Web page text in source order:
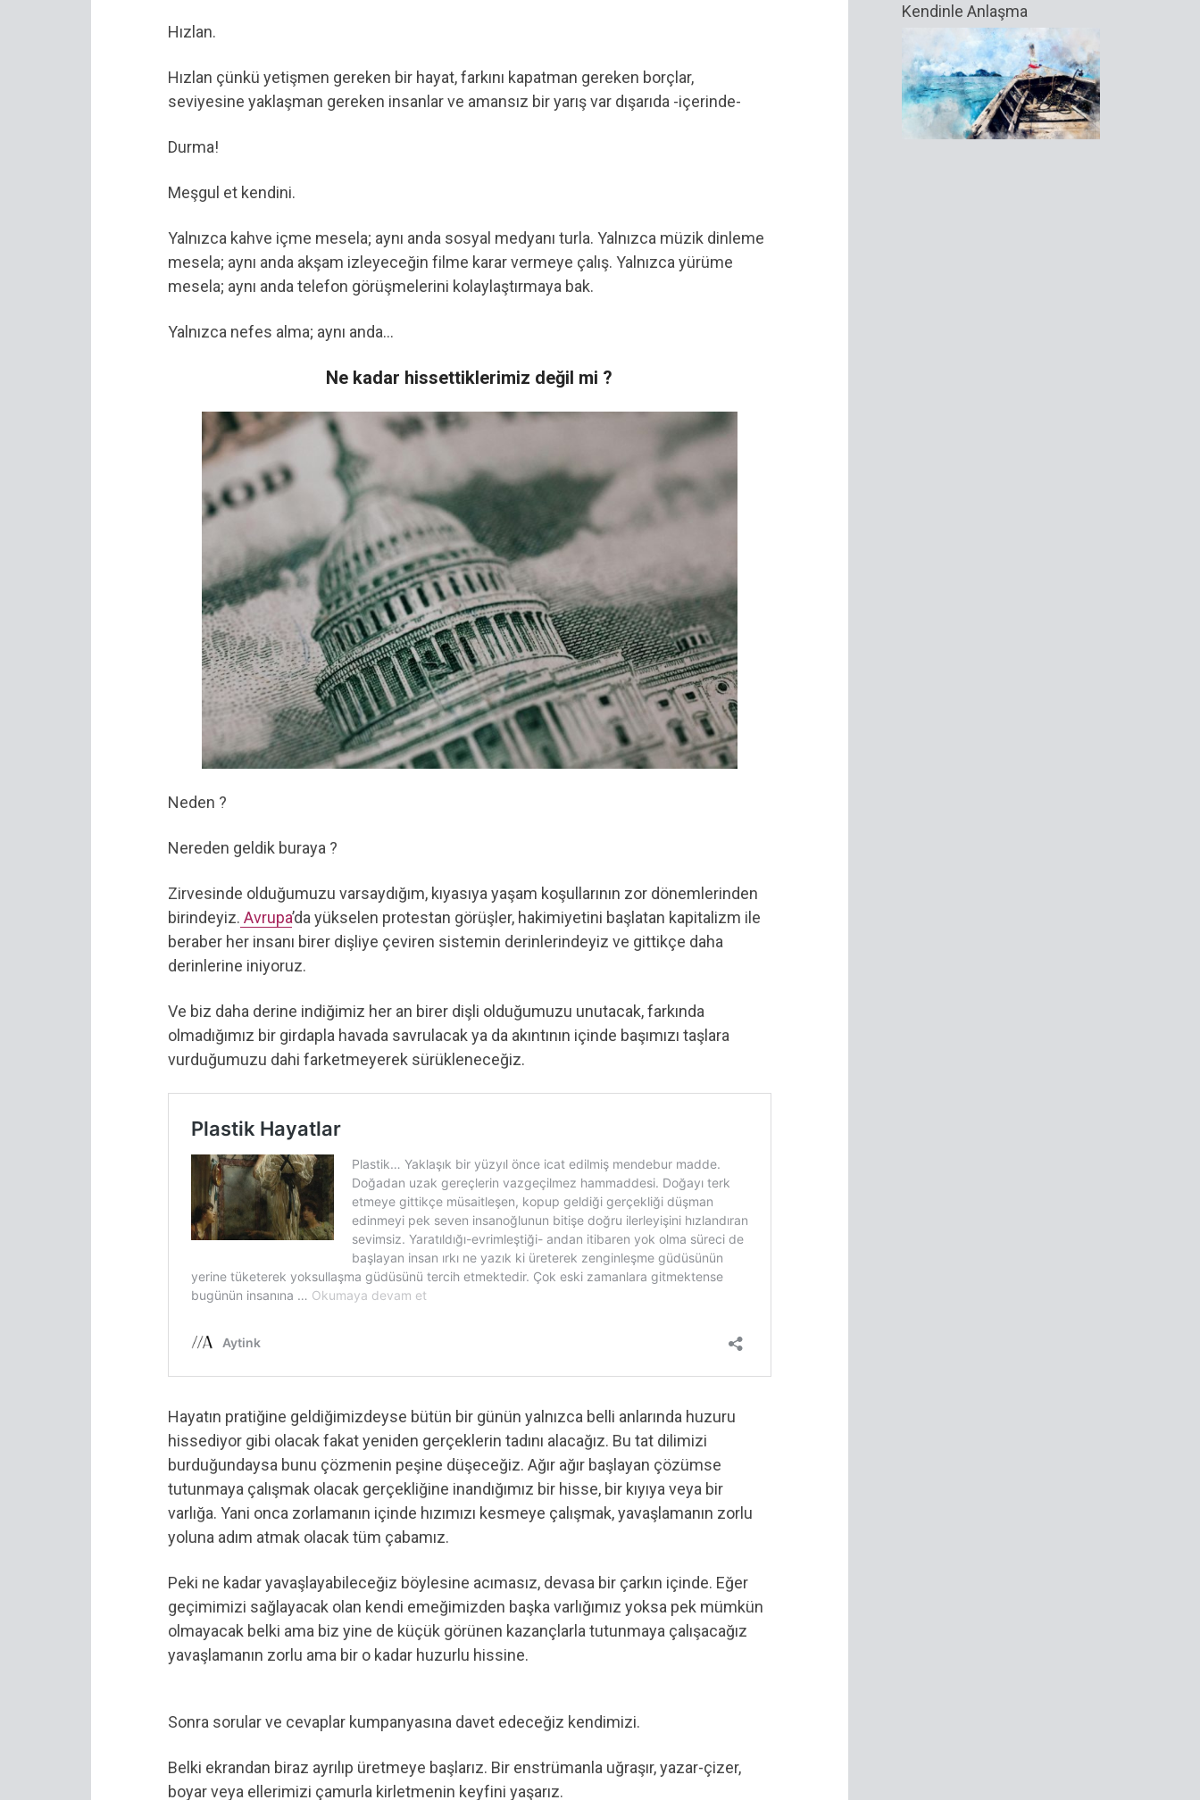
Hızlan.
Hızlan çünkü yetişmen gereken bir hayat, farkını kapatman gereken borçlar,
seviyesine yaklaşman gereken insanlar ve amansız bir yarış var dışarıda -içerinde-
Durma!
Meşgul et kendini.
Yalnızca kahve içme mesela; aynı anda sosyal medyanı turla. Yalnızca müzik dinleme
mesela; aynı anda akşam izleyeceğin filme karar vermeye çalış. Yalnızca yürüme
mesela; aynı anda telefon görüşmelerini kolaylaştırmaya bak.
Yalnızca nefes alma; aynı anda…
Ne kadar hissettiklerimiz değil mi ?
Neden ?
Nereden geldik buraya ?
Zirvesinde olduğumuzu varsaydığım, kıyasıya yaşam koşullarının zor dönemlerinden
birindeyiz. Avrupa’da yükselen protestan görüşler, hakimiyetini başlatan kapitalizm ile
beraber her insanı birer dişliye çeviren sistemin derinlerindeyiz ve gittikçe daha
derinlerine iniyoruz.
Ve biz daha derine indiğimiz her an birer dişli olduğumuzu unutacak, farkında
olmadığımız bir girdapla havada savrulacak ya da akıntının içinde başımızı taşlara
vurduğumuzu dahi farketmeyerek sürükleneceğiz.
Hayatın pratiğine geldiğimizdeyse bütün bir günün yalnızca belli anlarında huzuru
hissediyor gibi olacak fakat yeniden gerçeklerin tadını alacağız. Bu tat dilimizi
burduğundaysa bunu çözmenin peşine düşeceğiz. Ağır ağır başlayan çözümse
tutunmaya çalışmak olacak gerçekliğine inandığımız bir hisse, bir kıyıya veya bir
varlığa. Yani onca zorlamanın içinde hızımızı kesmeye çalışmak, yavaşlamanın zorlu
yoluna adım atmak olacak tüm çabamız.
Peki ne kadar yavaşlayabileceğiz böylesine acımasız, devasa bir çarkın içinde. Eğer
geçimimizi sağlayacak olan kendi emeğimizden başka varlığımız yoksa pek mümkün
olmayacak belki ama biz yine de küçük görünen kazançlarla tutunmaya çalışacağız
yavaşlamanın zorlu ama bir o kadar huzurlu hissine.
Sonra sorular ve cevaplar kumpanyasına davet edeceğiz kendimizi.
Belki ekrandan biraz ayrılıp üretmeye başlarız. Bir enstrümanla uğraşır, yazar-çizer,
boyar veya ellerimizi çamurla kirletmenin keyfini yaşarız.
Kendinle Anlaşma